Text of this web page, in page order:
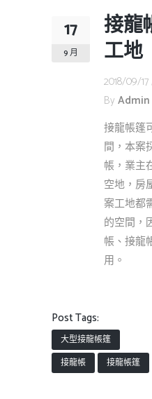
17
9 月
接龍
工地
2018/09/17
By Admin
接龍帳篷
間，本案
帳，業主
空地，房
案工地都
的空間，
帳、接龍
用。
Post Tags:
大型接龍帳篷
接龍帳
接龍帳篷